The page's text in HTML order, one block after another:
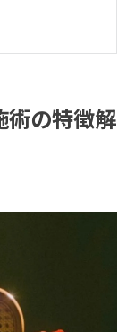
術の魅力と
ルシーの最
術の特徴解